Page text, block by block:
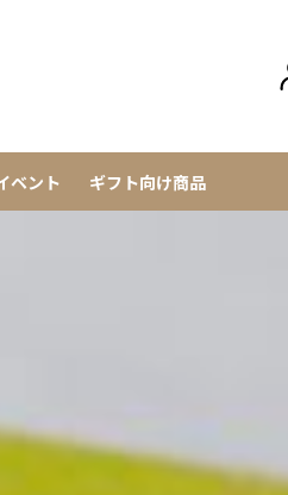
ベント ギフト向け商品